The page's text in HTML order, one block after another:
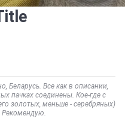
Беларусь. Все как в описании,
пачках соединены. Кое-где с
золотых, меньше - серебряных)
Рекомендую.